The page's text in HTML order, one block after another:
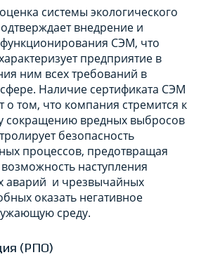
системы экологического
внедрение и
СЭМ, что
предприятие в
ним всех требований в
Наличие сертификата СЭМ
о том, что компания стремится к
сокращению вредных выбросов
безопасность
процессов, предотвращая
наступления
и чрезвычайных
оказать негативное
среду.
(РПО)